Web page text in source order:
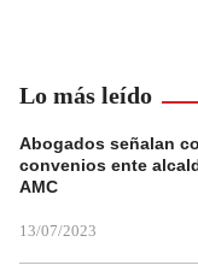
Lo más leído
Abogados señalan
convenios ente
AMC
13/07/2023